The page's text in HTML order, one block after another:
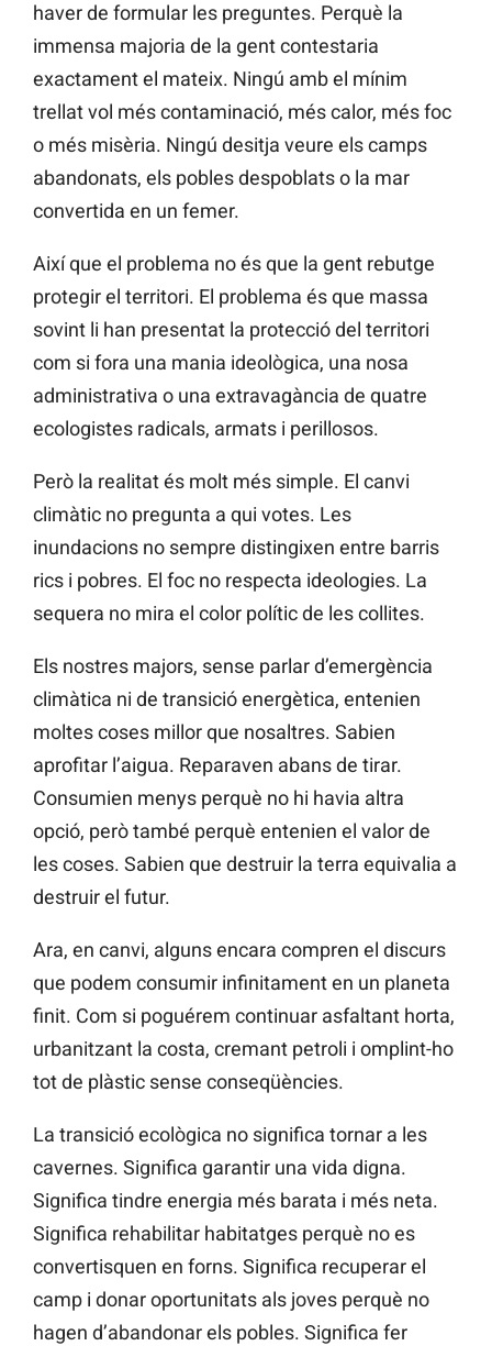
haver de formular les preguntes. Perquè la
immensa majoria de la gent contestaria
exactament el mateix. Ningú amb el mínim
trellat vol més contaminació, més calor, més foc
o més misèria. Ningú desitja veure els camps
abandonats, els pobles despoblats o la mar
convertida en un femer.
Així que el problema no és que la gent rebutge
protegir el territori. El problema és que massa
sovint li han presentat la protecció del territori
com si fora una mania ideològica, una nosa
administrativa o una extravagància de quatre
ecologistes radicals, armats i perillosos.
Però la realitat és molt més simple. El canvi
climàtic no pregunta a qui votes. Les
inundacions no sempre distingixen entre barris
rics i pobres. El foc no respecta ideologies. La
sequera no mira el color polític de les collites.
Els nostres majors, sense parlar d’emergència
climàtica ni de transició energètica, entenien
moltes coses millor que nosaltres. Sabien
aprofitar l’aigua. Reparaven abans de tirar.
Consumien menys perquè no hi havia altra
opció, però també perquè entenien el valor de
les coses. Sabien que destruir la terra equivalia a
destruir el futur.
Ara, en canvi, alguns encara compren el discurs
que podem consumir infinitament en un planeta
finit. Com si poguérem continuar asfaltant horta,
urbanitzant la costa, cremant petroli i omplint-ho
tot de plàstic sense conseqüències.
La transició ecològica no significa tornar a les
cavernes. Significa garantir una vida digna.
Significa tindre energia més barata i més neta.
Significa rehabilitar habitatges perquè no es
convertisquen en forns. Significa recuperar el
camp i donar oportunitats als joves perquè no
hagen d’abandonar els pobles. Significa fer